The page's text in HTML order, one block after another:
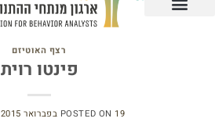
רצף האוטיזם
פינטו רוית
POSTED ON 19 בפברואר 2015